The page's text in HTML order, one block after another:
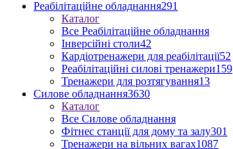
Реабілітаційне обладнання291
Каталог
Все Реабілітаційне обладнання
Інверсійні столи42
Кардіотренажери для реабілітації52
Реабілітаційні силові тренажери159
Тренажери для розтягування13
Силове обладнання3630
Каталог
Все Силове обладнання
Фітнес станції для дому та залу301
Тренажери на вільних вагах1087